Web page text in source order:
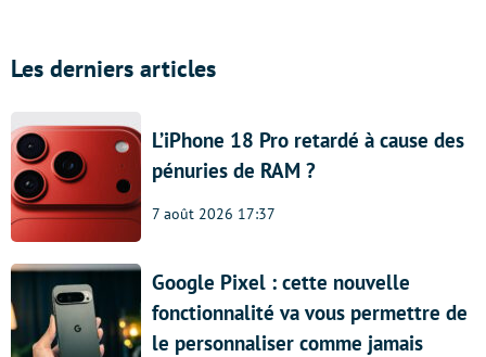
Les derniers articles
L’iPhone 18 Pro retardé à cause des
pénuries de RAM ?
7 août 2026 17:37
Google Pixel : cette nouvelle
fonctionnalité va vous permettre de
le personnaliser comme jamais